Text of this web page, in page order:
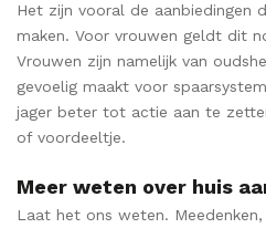
Het zijn vooral de aanbiedingen
maken. Voor vrouwen geldt dit
Vrouwen zijn namelijk van
gevoelig maakt voor
jager beter tot actie aan te
of voordeeltje.
Meer weten over huis
Laat het ons weten.